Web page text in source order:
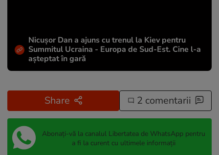
Nicușor Dan a ajuns cu trenul la Kiev pentru
Summitul Ucraina - Europa de Sud-Est. Cine l-a
așteptat în gară
Share 2 comentarii
Abonați-vă la canalul Libertatea de WhatsApp pentru
a fi la curent cu ultimele informații